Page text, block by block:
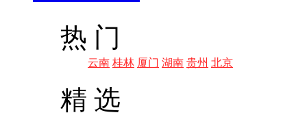
热 门
云南 桂林 厦门 湖南 贵州 北京
精 选